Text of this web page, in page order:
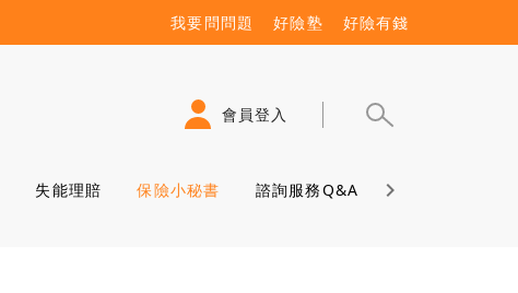
我要問問題 好險塾 好險有錢
會員登入
失能理賠 保險小秘書 諮詢服務Q&A 保險學堂